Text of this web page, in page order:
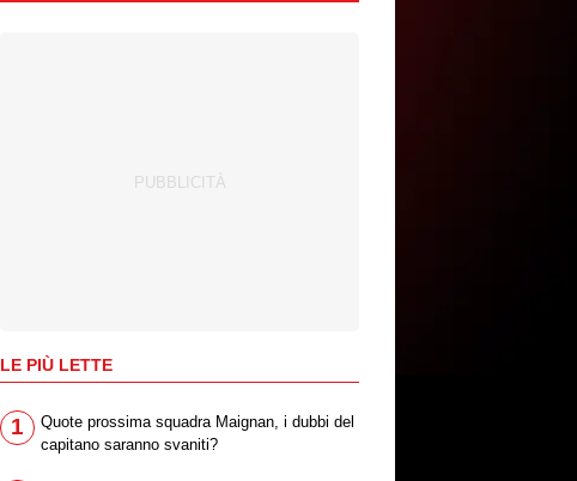
LE PIÙ LETTE
1
Quote prossima squadra Maignan, i dubbi del
capitano saranno svaniti?